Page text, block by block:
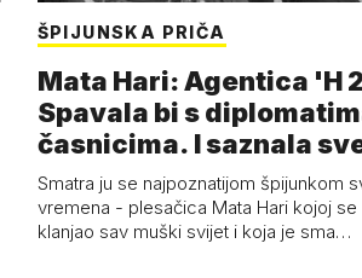
ŠPIJUNSKA PRIČA
Mata Hari: Agentica 'H
Spavala bi s
časnicima. I saznala
Smatra ju se najpoznatijom špijunkom
vremena - plesačica Mata Hari kojoj se
klanjao sav muški svijet i koja je sma…